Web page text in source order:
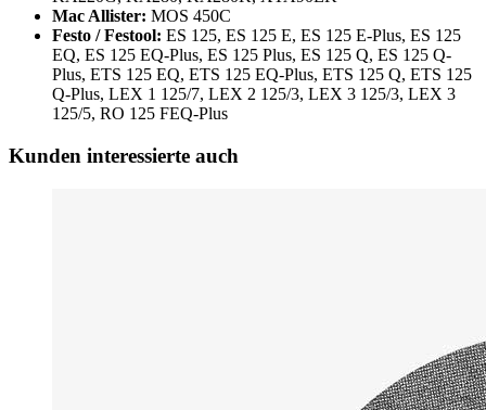
Mac Allister: MOS 450C
Festo / Festool: ES 125, ES 125 E, ES 125 E-Plus, ES 125
EQ, ES 125 EQ-Plus, ES 125 Plus, ES 125 Q, ES 125 Q-
Plus, ETS 125 EQ, ETS 125 EQ-Plus, ETS 125 Q, ETS 125
Q-Plus, LEX 1 125/7, LEX 2 125/3, LEX 3 125/3, LEX 3
125/5, RO 125 FEQ-Plus
Kunden interessierte auch